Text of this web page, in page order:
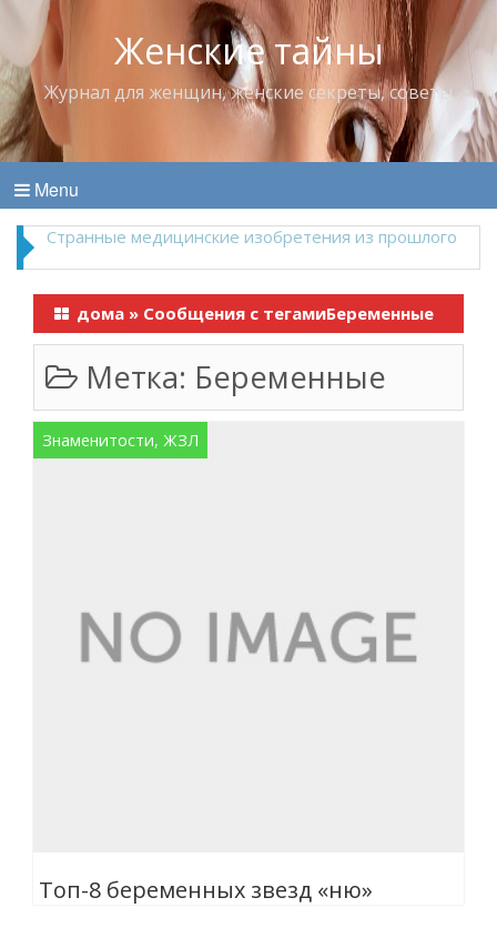
Женские тайны
Журнал для женщин, женские секреты, советы
Menu
Странные медицинские изобретения из прошлого
дома » Сообщения с тегамиБеременные
Метка: Беременные
Знаменитости, ЖЗЛ
Топ-8 беременных звезд «ню»